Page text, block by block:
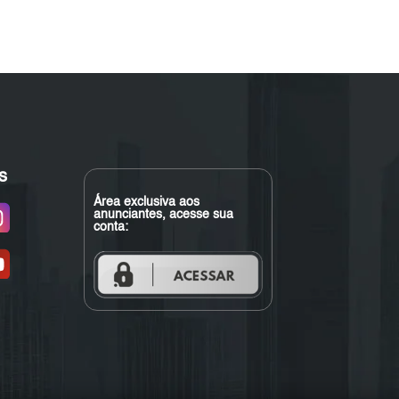
Área exclusiva aos
anunciantes, acesse sua
conta: